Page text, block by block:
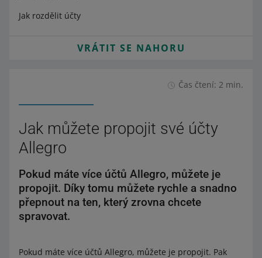
Jak rozdělit účty
VRÁTIT SE NAHORU
Čas čtení: 2 min.
Jak můžete propojit své účty
Allegro
Pokud máte více účtů Allegro, můžete je
propojit. Díky tomu můžete rychle a snadno
přepnout na ten, který zrovna chcete
spravovat.
Pokud máte více účtů Allegro, můžete je propojit. Pak